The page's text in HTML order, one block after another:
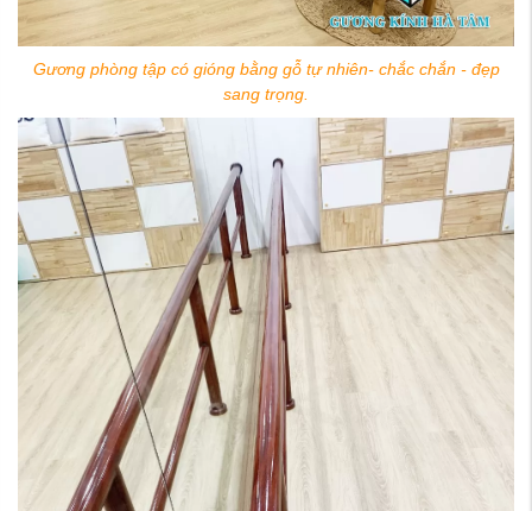
Gương phòng tập có gióng bằng gỗ tự nhiên- chắc chắn - đẹp
sang trọng.